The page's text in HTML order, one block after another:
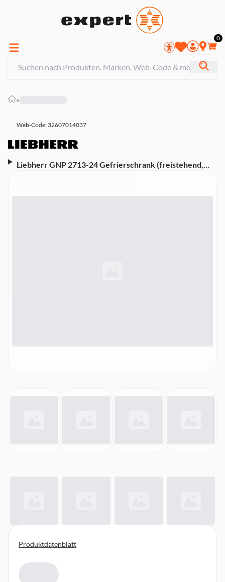
0
»
Web-Code: 32607014037
Liebherr GNP 2713-24 Gefrierschrank (freistehend,
Produktdatenblatt